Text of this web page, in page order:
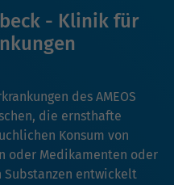
- Klinik für
des AMEOS
die ernsthafte
Konsum von
oder Medikamenten oder
Substanzen entwickelt